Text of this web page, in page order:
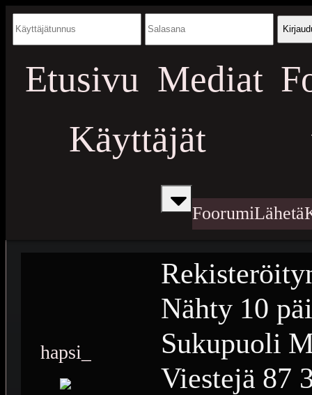
Etusivu Mediat
Käyttäjät
FoorumiLähetä
hapsi_
Nähty 10
Sukupuoli
Viestejä 87